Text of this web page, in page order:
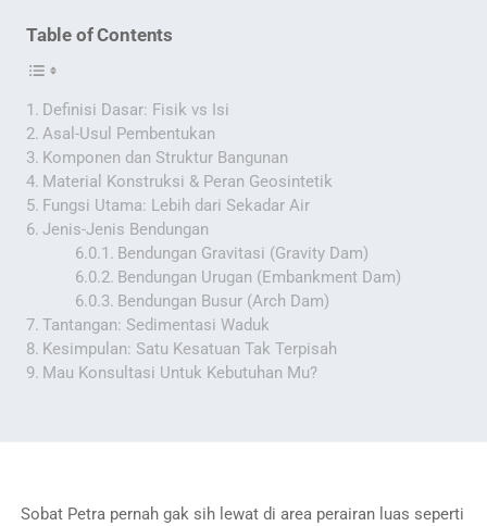
Table of Contents
Definisi Dasar: Fisik vs Isi
Asal-Usul Pembentukan
Komponen dan Struktur Bangunan
Material Konstruksi & Peran Geosintetik
Fungsi Utama: Lebih dari Sekadar Air
Jenis-Jenis Bendungan
Bendungan Gravitasi (Gravity Dam)
Bendungan Urugan (Embankment Dam)
Bendungan Busur (Arch Dam)
Tantangan: Sedimentasi Waduk
Kesimpulan: Satu Kesatuan Tak Terpisah
Mau Konsultasi Untuk Kebutuhan Mu?
Sobat Petra pernah gak sih lewat di area perairan luas seperti